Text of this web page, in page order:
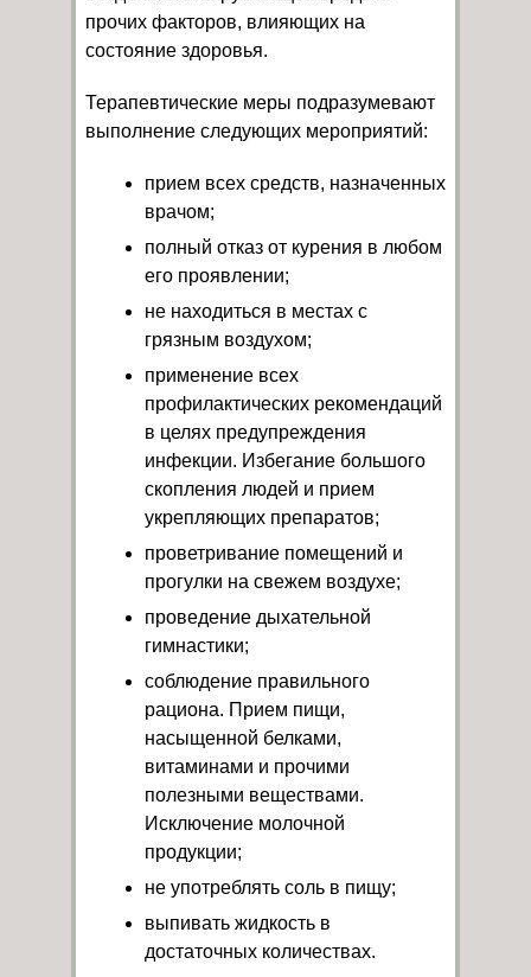
прочих факторов, влияющих на
состояние здоровья.
Терапевтические меры подразумевают
выполнение следующих мероприятий:
прием всех средств, назначенных
врачом;
полный отказ от курения в любом
его проявлении;
не находиться в местах с
грязным воздухом;
применение всех
профилактических рекомендаций
в целях предупреждения
инфекции. Избегание большого
скопления людей и прием
укрепляющих препаратов;
проветривание помещений и
прогулки на свежем воздухе;
проведение дыхательной
гимнастики;
соблюдение правильного
рациона. Прием пищи,
насыщенной белками,
витаминами и прочими
полезными веществами.
Исключение молочной
продукции;
не употреблять соль в пищу;
выпивать жидкость в
достаточных количествах.